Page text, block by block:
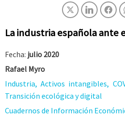
La industria española ante
Fecha: julio 2020
Rafael Myro
Industria, Activos intangibles,
Transición ecológica y digital
Cuadernos de Información